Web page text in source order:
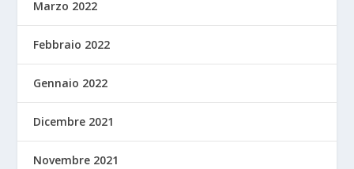
Marzo 2022
Febbraio 2022
Gennaio 2022
Dicembre 2021
Novembre 2021